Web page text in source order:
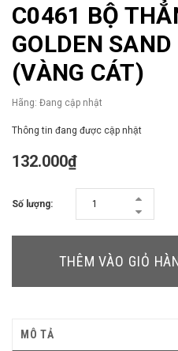
C0461 BỘ
GOLDEN
(VÀNG CÁT)
Hãng: Đang cập nhật
Thông tin đang được cập nhật
132.000₫
Số lượng:
THÊM VÀO GIỎ
MÔ TẢ